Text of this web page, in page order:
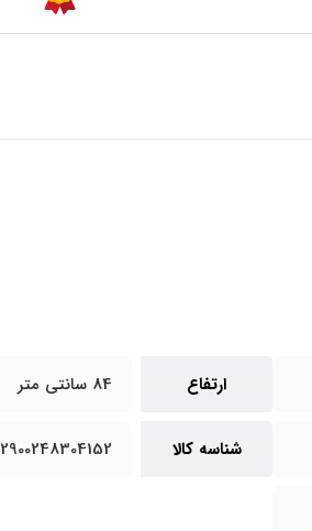
ارتفاع 84 سانتی متر
شناسه کالا 2900248304152